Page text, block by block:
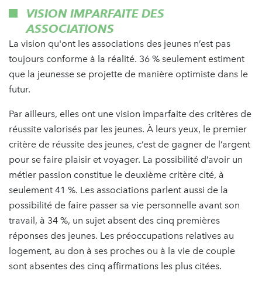
VISION IMPARFAITE DES
ASSOCIATIONS
La vision qu'ont les associations des jeunes n’est pas
toujours conforme à la réalité. 36 % seulement estiment
que la jeunesse se projette de manière optimiste dans le
futur.
Par ailleurs, elles ont une vision imparfaite des critères de
réussite valorisés par les jeunes. À leurs yeux, le premier
critère de réussite des jeunes, c’est de gagner de l’argent
pour se faire plaisir et voyager. La possibilité d’avoir un
métier passion constitue le deuxième critère cité, à
seulement 41 %. Les associations parlent aussi de la
possibilité de faire passer sa vie personnelle avant son
travail, à 34 %, un sujet absent des cinq premières
réponses des jeunes. Les préoccupations relatives au
logement, au don à ses proches ou à la vie de couple
sont absentes des cinq affirmations les plus citées.